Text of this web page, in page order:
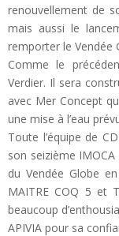
renouvellement de
mais aussi le
remporter le Vendée
Comme le
Verdier. Il sera
avec Mer Concept
une mise à l’eau
Toute l’équipe de
son seizième
du Vendée Globe
MAITRE COQ 5 et
beaucoup
APIVIA pour sa